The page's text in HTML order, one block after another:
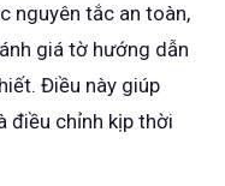
nguyên tắc an toàn,
giá tờ hướng dẫn
Điều này giúp
điều chỉnh kịp thời